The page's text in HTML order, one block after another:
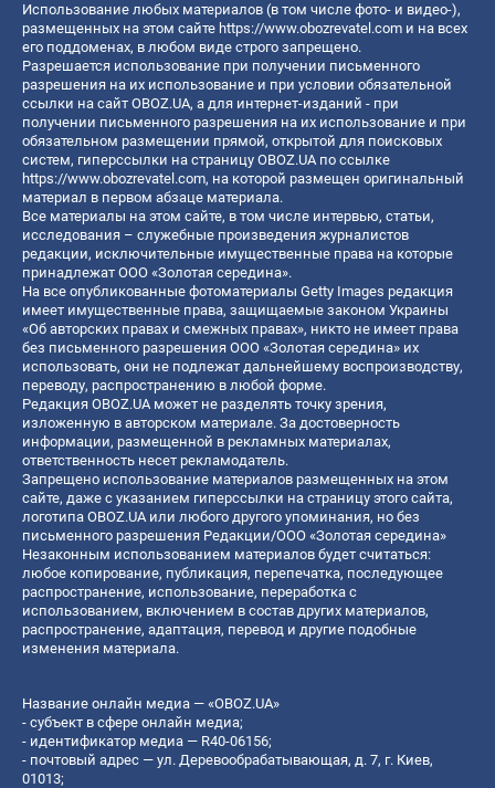
Использование любых материалов (в том числе фото- и видео-),
размещенных на этом сайте https://www.obozrevatel.com и на всех
его поддоменах, в любом виде строго запрещено.
Разрешается использование при получении письменного
разрешения на их использование и при условии обязательной
ссылки на сайт OBOZ.UA, а для интернет-изданий - при
получении письменного разрешения на их использование и при
обязательном размещении прямой, открытой для поисковых
систем, гиперссылки на страницу OBOZ.UA по ссылке
https://www.obozrevatel.com, на которой размещен оригинальный
материал в первом абзаце материала.
Все материалы на этом сайте, в том числе интервью, статьи,
исследования – служебные произведения журналистов
редакции, исключительные имущественные права на которые
принадлежат ООО «Золотая середина».
На все опубликованные фотоматериалы Getty Images редакция
имеет имущественные права, защищаемые законом Украины
«Об авторских правах и смежных правах», никто не имеет права
без письменного разрешения ООО «Золотая середина» их
использовать, они не подлежат дальнейшему воспроизводству,
переводу, распространению в любой форме.
Редакция OBOZ.UA может не разделять точку зрения,
изложенную в авторском материале. За достоверность
информации, размещенной в рекламных материалах,
ответственность несет рекламодатель.
Запрещено использование материалов размещенных на этом
сайте, даже с указанием гиперссылки на страницу этого сайта,
логотипа OBOZ.UA или любого другого упоминания, но без
письменного разрешения Редакции/ООО «Золотая середина»
Незаконным использованием материалов будет считаться:
любое копирование, публикация, перепечатка, последующее
распространение, использование, переработка с
использованием, включением в состав других материалов,
распространение, адаптация, перевод и другие подобные
изменения материала.
Название онлайн медиа — «OBOZ.UA»
- субъект в сфере онлайн медиа;
- идентификатор медиа — R40-06156;
- почтовый адрес — ул. Деревообрабатывающая, д. 7, г. Киев,
01013;